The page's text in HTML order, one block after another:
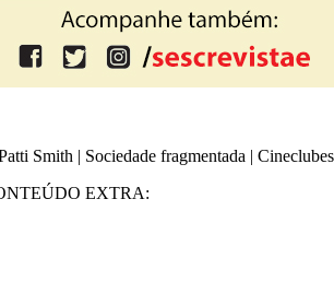
Smith | Sociedade fragmentada |
EXTRA: